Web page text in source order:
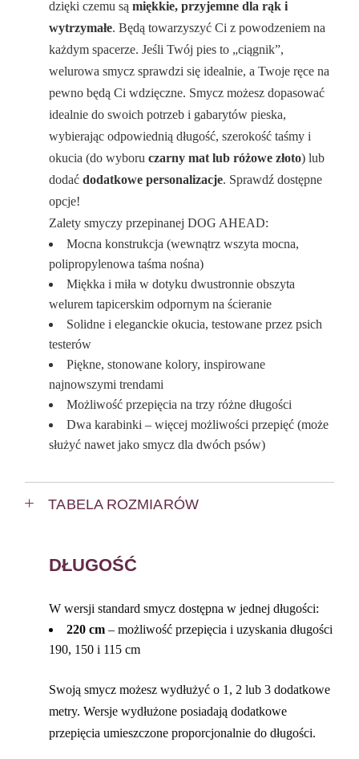
dzięki czemu sąmiękkie, przyjemne dla rąk i
wytrzymałe. Będą towarzyszyć Ci z powodzeniem na
każdym spacerze. Jeśli Twój pies to „ciągnik”,
welurowa smycz sprawdzi się idealnie, a Twoje ręce na
pewno będą Ci wdzięczne. Smycz możesz dopasować
idealnie do swoich potrzeb i gabarytów pieska,
wybierając odpowiednią długość, szerokość taśmy i
okucia (do wyboru czarny mat lub różowe złoto) lub
dodaćdodatkowe personalizacje. Sprawdź dostępne
opcje!
Zalety smyczy przepinanej DOG AHEAD:
Mocna konstrukcja (wewnątrz wszyta mocna,
polipropylenowa taśma nośna)
Miękka i miła w dotyku dwustronnie obszyta
welurem tapicerskim odpornym na ścieranie
Solidne i eleganckie okucia, testowane przez psich
testerów
Piękne, stonowane kolory, inspirowane
najnowszymi trendami
Możliwość przepięcia na trzy różne długości
Dwa karabinki – więcej możliwości przepięć (może
służyć nawet jako smycz dla dwóch psów)
TABELA ROZMIARÓW
DŁUGOŚĆ
W wersji standard smycz dostępna w jednej długości:
220 cm – możliwość przepięcia i uzyskania długości
190, 150 i 115 cm
Swoją smycz możesz wydłużyć o 1, 2 lub 3 dodatkowe
metry. Wersje wydłużone posiadają dodatkowe
przepięcia umieszczone proporcjonalnie do długości.